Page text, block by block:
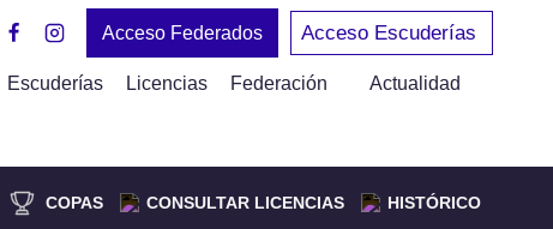
Acceso Federados Acceso Escuderías
Escuderías Licencias Federación Actualidad
COPAS CONSULTAR LICENCIAS HISTÓRICO